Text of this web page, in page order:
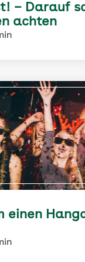
– Darauf
achten
einen